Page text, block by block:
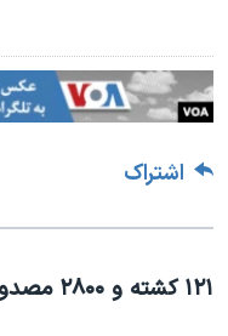
اشتراک
۱۲۱ کشته و ۲۸۰۰ مصدوم در تصادفات تعطیلات نوروز ۹۸